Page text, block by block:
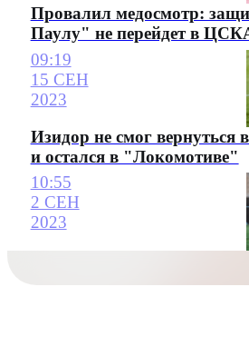
Провалил медосмотр:
Паулу" не перейдет в
09:19
15 СЕН
2023
Изидор не смог
и остался в "Локомотиве"
10:55
2 СЕН
2023